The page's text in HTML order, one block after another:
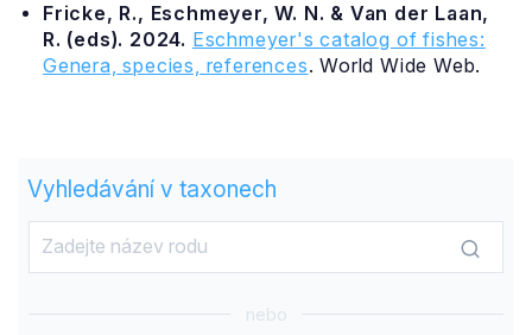
Fricke, R., Eschmeyer, W. N. & Van der Laan,
R. (eds). 2024. Eschmeyer's catalog of fishes:
Genera, species, references. World Wide Web.
Vyhledávání v taxonech
nebo